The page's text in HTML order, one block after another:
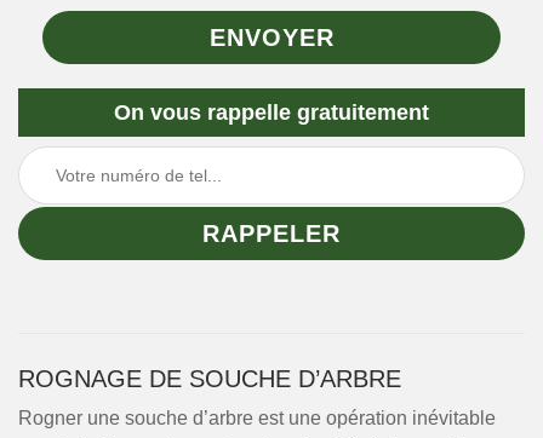
On vous rappelle gratuitement
ROGNAGE DE SOUCHE D’ARBRE
Rogner une souche d’arbre est une opération inévitable